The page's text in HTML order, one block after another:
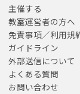
主催する
教室運営者の方へ
免責事項／利用規
ガイドライン
外部送信について
よくある質問
お問い合わせ